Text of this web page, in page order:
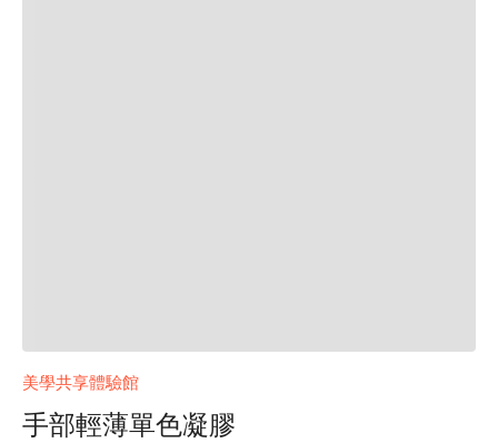
美學共享體驗館
手部輕薄單色凝膠